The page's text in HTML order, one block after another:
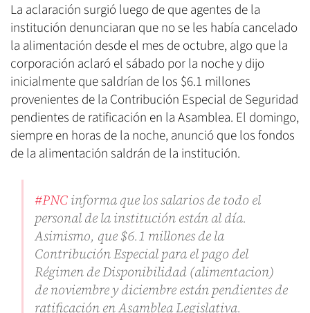
La aclaración surgió luego de que agentes de la
institución denunciaran que no se les había cancelado
la alimentación desde el mes de octubre, algo que la
corporación aclaró el sábado por la noche y dijo
inicialmente que saldrían de los $6.1 millones
provenientes de la Contribución Especial de Seguridad
pendientes de ratificación en la Asamblea. El domingo,
siempre en horas de la noche, anunció que los fondos
de la alimentación saldrán de la institución.
#PNCinforma que los salarios de todo el
personal de la institución están al día.
Asimismo, que $6.1 millones de la
Contribución Especial para el pago del
Régimen de Disponibilidad (alimentacion)
de noviembre y diciembre están pendientes de
ratificación en Asamblea Legislativa.